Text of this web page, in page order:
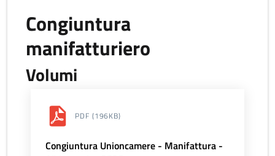
Congiuntura
manifatturiero
Volumi
PDF (196KB)
Congiuntura Unioncamere - Manifattura -